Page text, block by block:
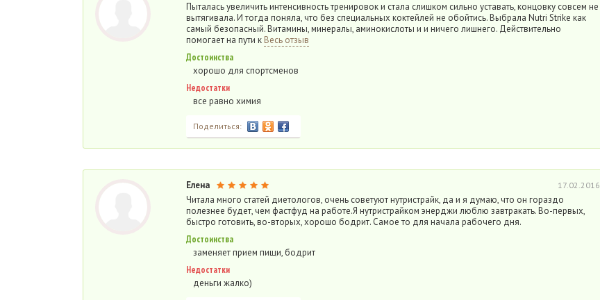
Пыталась увеличить интенсивность тренировок и стала слишком сильно уставать, концовку совсем не
вытягивала. И тогда поняла, что без специальных коктейлей не обойтись. Выбрала Nutri Strike как
самый безопасный. Витамины, минералы, аминокислоты и и ничего лишнего. Действительно
помогает на пути к Весь отзыв
Достоинства
хорошо для спортсменов
Недостатки
все равно химия
Поделиться:
Елена 17.02.2016
Читала много статей диетологов, очень советуют нутристрайк, да и я думаю, что он гораздо
полезнее будет, чем фастфуд на работе.Я нутристрайком энерджи люблю завтракать. Во-первых,
быстро готовить, во-вторых, хорошо бодрит. Самое то для начала рабочего дня.
Достоинства
заменяет прием пищи, бодрит
Недостатки
деньги жалко)